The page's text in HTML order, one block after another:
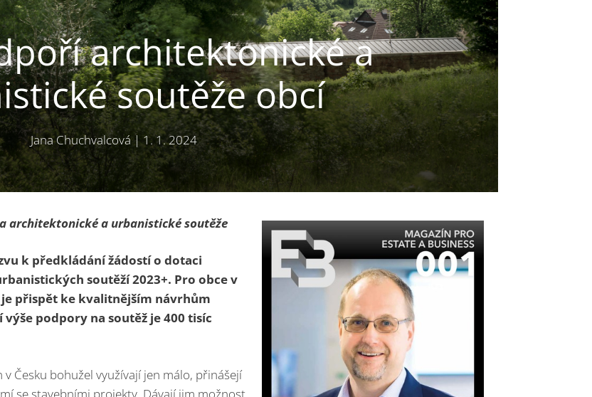
architektonické a
soutěže obcí
Jana Chuchvalcová | 1. 1. 2024
architektonické a urbanistické soutěže
k předkládání žádostí o dotaci
soutěží 2023+. Pro obce v
přispět ke kvalitnějším návrhům
podpory na soutěž je 400 tisíc
Česku bohužel využívají jen málo, přinášejí
se stavebními projekty. Dávají jim možnost